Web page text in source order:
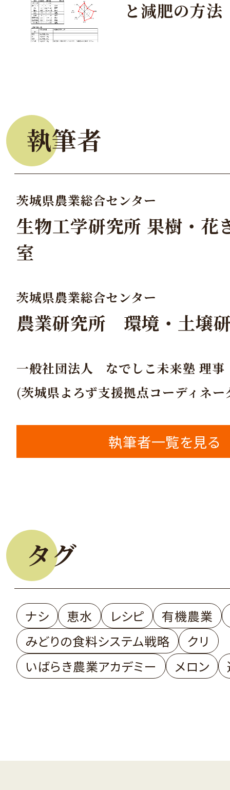
と減肥の方法
執筆者
茨城県農業総合センター
生物工学研究所 果樹・花
室
茨城県農業総合センター
農業研究所 環境・土壌
一般社団法人 なでしこ未来塾 理事
(茨城県よろず支援拠点コーディネー
執筆者一覧を見る
タグ
ナシ 恵水 レシピ
有機農業
みどりの食料システム戦略
クリ
いばらき農業アカデミー
メロン